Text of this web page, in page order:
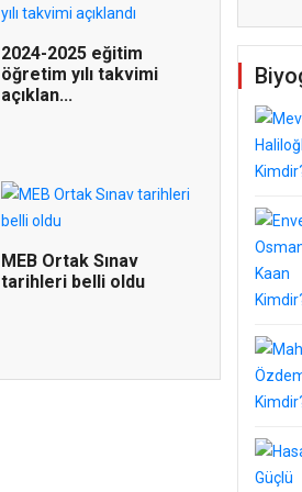
2024-2025 eğitim
öğretim yılı takvimi
açıklan...
MEB Ortak Sınav
tarihleri belli oldu